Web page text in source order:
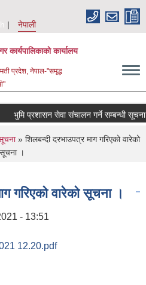
नेपाली
कार्यपालिकाकाे कार्यालय
प्रदेश, नेपाल-"समृद्ध
भुमि प्रशासन सेवा संचालन गर्ने सम्बन्धी सूचना।
» शिलबन्दी दरभाउपत्र माग गरिएको वारेको
सूचना ।
गरिएको वारेको सूचना ।
- 13:51
12.20.pdf